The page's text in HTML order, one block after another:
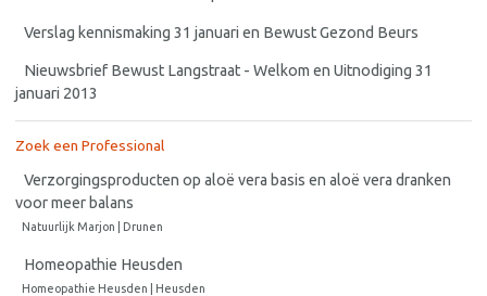
Verslag kennismaking 31 januari en Bewust Gezond Beurs
Nieuwsbrief Bewust Langstraat - Welkom en Uitnodiging 31
januari 2013
Zoek een Professional
Verzorgingsproducten op aloë vera basis en aloë vera dranken
voor meer balans
Natuurlijk Marjon | Drunen
Homeopathie Heusden
Homeopathie Heusden | Heusden